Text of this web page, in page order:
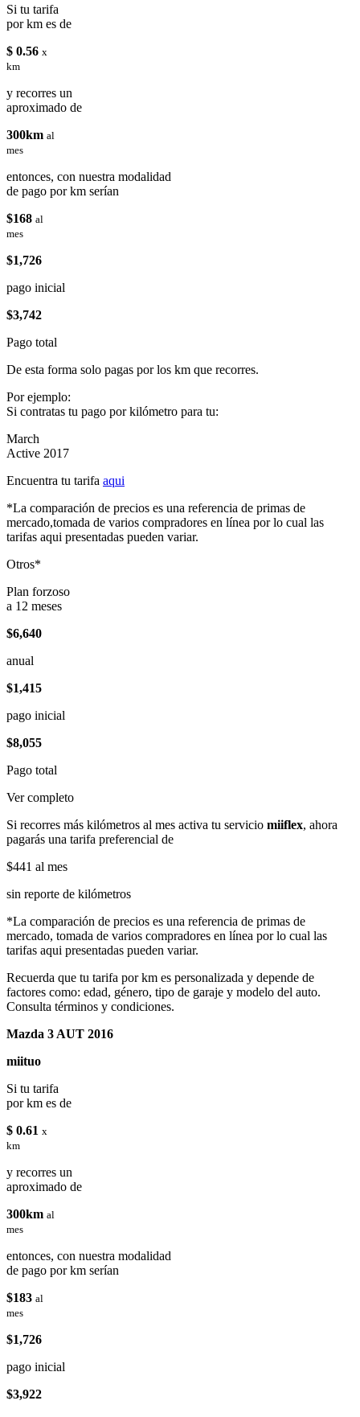
Si tu tarifa
por km es de
$ 0.56 x
km
y recorres un
aproximado de
300km al
mes
entonces, con nuestra modalidad
de pago por km serían
$168 al
mes
$1,726
pago inicial
$3,742
Pago total
De esta forma solo pagas por los km que recorres.
Por ejemplo:
Si contratas tu pago por kilómetro para tu:
March
Active 2017
Encuentra tu tarifa aqui
*La comparación de precios es una referencia de primas de
mercado,tomada de varios compradores en línea por lo cual las
tarifas aqui presentadas pueden variar.
Otros*
Plan forzoso
a 12 meses
$6,640
anual
$1,415
pago inicial
$8,055
Pago total
Ver completo
Si recorres más kilómetros al mes activa tu servicio miiflex, ahora
pagarás una tarifa preferencial de
$441 al mes
sin reporte de kilómetros
*La comparación de precios es una referencia de primas de
mercado, tomada de varios compradores en línea por lo cual las
tarifas aqui presentadas pueden variar.
Recuerda que tu tarifa por km es personalizada y depende de
factores como: edad, género, tipo de garaje y modelo del auto.
Consulta términos y condiciones.
Mazda 3 AUT 2016
miituo
Si tu tarifa
por km es de
$ 0.61 x
km
y recorres un
aproximado de
300km al
mes
entonces, con nuestra modalidad
de pago por km serían
$183 al
mes
$1,726
pago inicial
$3,922